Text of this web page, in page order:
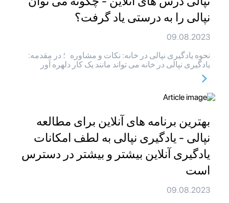
نپالی را به درستی یاد گرفت؟
09.08.2023
نحوه یادگیری نپالی در خانه: نکات و مشاوره ؛ در مقدمه:
یادگیری نپالی در خانه می تواند مانند یک کار دلهره آور
بهترین برنامه های آنلاین برای مطالعه
نپالی - یادگیری نپالی به لطف امکانات
یادگیری آنلاین بیشتر و بیشتر در دسترس
است
09.08.2023